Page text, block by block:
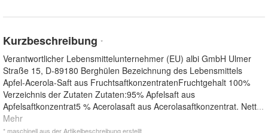
Kurzbeschreibung *
Verantwortlicher Lebensmittelunternehmer (EU) albi GmbH Ulmer
Straße 15, D-89180 Berghülen Bezeichnung des Lebensmittels
Apfel-Acerola-Saft aus FruchtsaftkonzentratenFruchtgehalt 100%
Verzeichnis der Zutaten Zutaten:95% Apfelsaft aus
Apfelsaftkonzentrat5 % Acerolasaft aus Acerolasaftkonzentrat. Nett...
Mehr
* maschinell aus der Artikelbeschreibung erstellt